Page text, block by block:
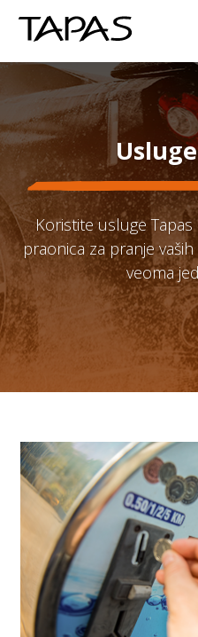
Travnička cesta br. 4, 72000
Koristite usluge
praonica za pranje
veoma